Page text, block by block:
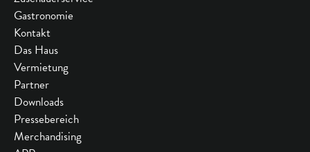
Gastronomie
Kontakt
Das Haus
Vermietung
Partner
Downloads
Pressebereich
Merchandising